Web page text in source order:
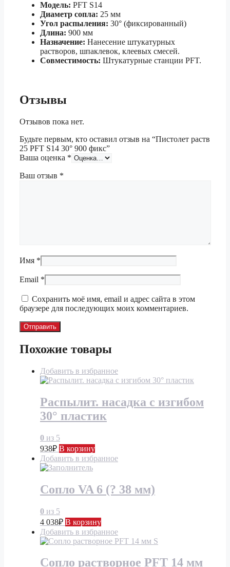
Модель: PFT S14
Диаметр сопла: 25 мм
Угол распыления: 30° (фиксированный)
Длина: 900 мм
Назначение: Нанесение штукатурных
растворов, шпаклевок, клеевых смесей.
Совместимость: Штукатурные станции PFT.
Отзывы
Отзывов пока нет.
Будьте первым, кто оставил отзыв на “Пистолет раств
25 PFT S14 30° 900 фикс”
Ваша оценка *
Ваш отзыв *
Имя *
Email *
Сохранить моё имя, email и адрес сайта в этом
браузере для последующих моих комментариев.
Похожие товары
Добавить в избранное
Распылит. насадка с изгибом
30° пластик
0 из 5
938₽ В корзину
Добавить в избранное
Сопло VA 6 (? 38 мм)
0 из 5
4 038₽ В корзину
Добавить в избранное
Сопло растворное PFT 14 мм